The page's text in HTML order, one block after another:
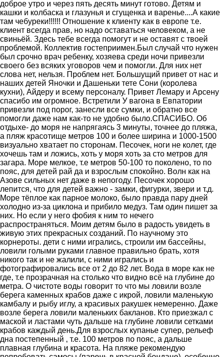
доброе утро и через пять десять минут готово. Детям и
кашки и колбаска и глазунья и сгущенка и варенье....А какие
там чебуреки!!!!!! Отношение к клиенту как в европе т.е.
клиент всегда прав, но надо оставаться человеком, а не
свиньёй. Здесь тебе всегда помогут и не оставят с твоей
проблемой. Коллектив гостеприимен.Был случай что нужен
был срочно врач ребенку, хозяева среди ночи привезли
своего без всяких уговоров чем и помогли. Для них нет
слова нет, нельзя. Проблем нет. Большущий привет от нас и
наших детей Яночки и Дашеньки тете Сони (королева
кухни), Айдеру и всему персоналу. Привет Лемару и Арсену
спасибо им огромное. Встретили У вагона в Евпатории
привезли под порог, занесли все сумки, и обратно все
помогли даже нам как-то не удобно было.СПАСИБО. Об
отдыхе- до моря не напрягаясь 3 минуты, точнее до пляжа,
а пляж красотище метров 100 и более ширина и 1000-1500
визуально хватает по сторонам. Песочек, ноги не колет, где
хочешь там и ложись, хоть у моря хоть за сто метров для
загара. Море мелкое, т.е метров 50-100 то поколено, то по
пояс, для детей рай да и взрослым спокойно. Волн как на
Азове сильных нет даже в непогоду. Песочек хорошо
лепится, что для детей важно - замки, фигурки, звери и т.д.
Море тёплое как парное молоко, было правда пару дней
холодно из-за циклона и прибило медуз. Там один пишет за
них. Но если у него фобия к ним то нечего
распространяться. Моим детям было в радость увидеть в
живую этих прекрасных созданий. По научному это
корнероты. дети с ними игрались, строили им бассейны,
ловили голыми руками главное правильно брать, хотя
никого так и не жалили, с ними игрались и
фотографировались все от 2 до 82 лет. Вода в море как не
где, т.е прозрачная на столько что видно всё на глубине до
метра. О чистоте воды говорит то что мы ловили возле
берега каменных крабов даже с икрой, ловили маленькую
камбалу и рыбу иглу, а красивых ракушек немеренно. Даже
возле берега ловили маленьких бакланов. Кто приезжал с
маской и ластами чуть дальше на глубине ловили сетками
крабов каждый день.Для взрослых купанье супер, рельеф
дна постепенный , т.е. 100 метров по пояс, а дальше
плавная глубина и красота. На пляже рекомендую